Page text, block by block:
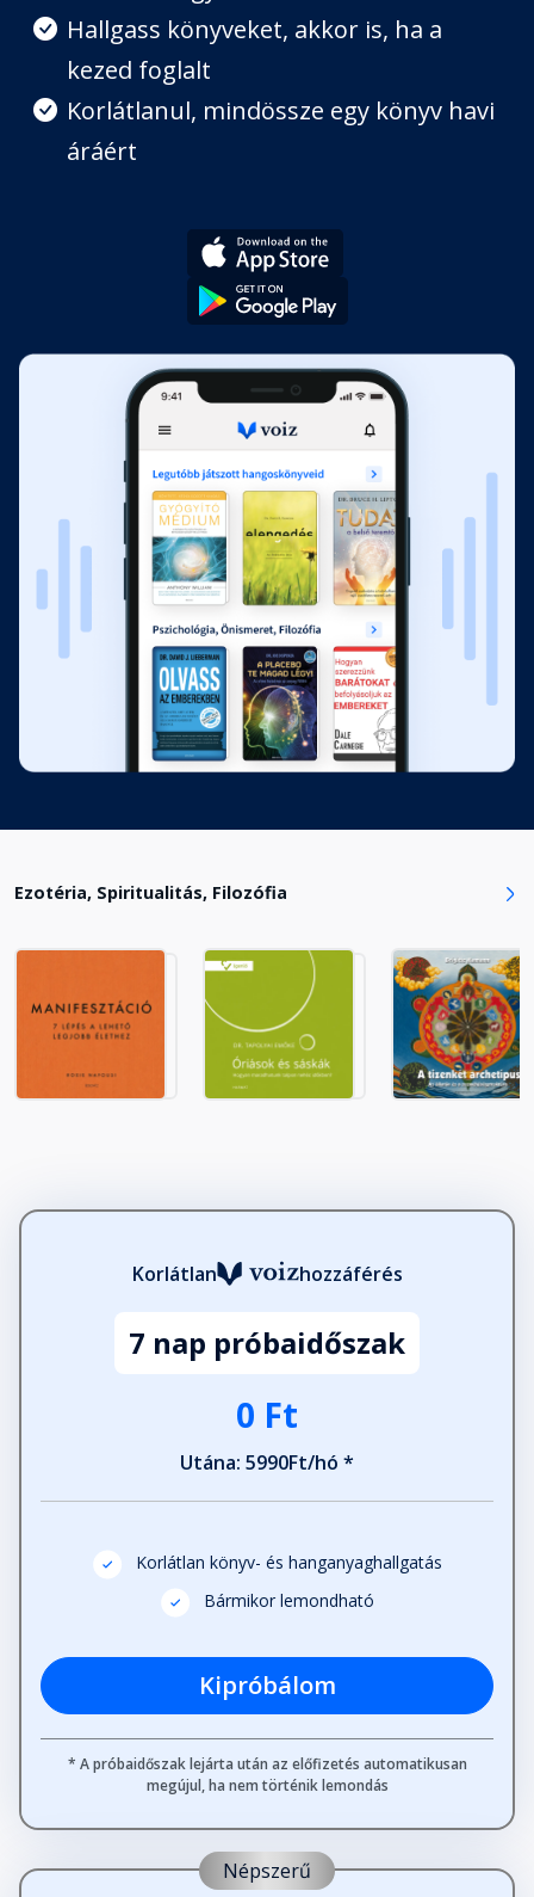
Fejezet hossza: 00:15:12
Hallgass könyveket, akkor is, ha a
kezed foglalt
Korlátlanul, mindössze egy könyv havi
áráért
Ezotéria, Spiritualitás, Filozófia
Korlátlan hozzáférés
7 nap próbaidőszak
0 Ft
Utána: 5990Ft/hó *
Korlátlan könyv- és hanganyaghallgatás
Bármikor lemondható
Kipróbálom
* A próbaidőszak lejárta után az előfizetés automatikusan
megújul, ha nem történik lemondás
Népszerű